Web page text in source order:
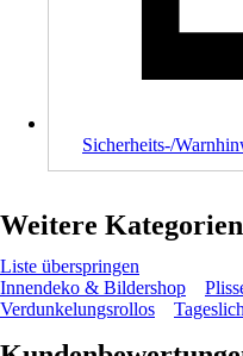
Sicherheits-/
Weitere Kategorien
Liste überspringen
Innendeko & Bildershop
Verdunkelungsrollos